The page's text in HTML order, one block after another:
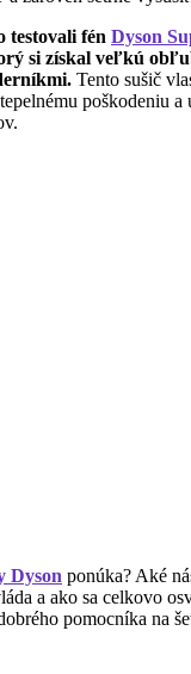
testovali fén Dyson
si získal veľkú
Tento sušič
poškodeniu a
Dyson ponúka? Aké
a ako sa celkovo
pomocníka na